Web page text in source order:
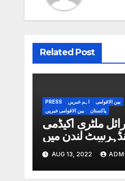
Related Post
PRESS اہم خبریں
بین الاقوامی
بین الاقوامی خبریں
پاکستان
رائل ملٹری اکیڈمی
سینڈہرسٹ لندن میں
آؤٹ پریڈ میں
پاکستانی آرمی چیف کی
مہمان خصوصی
AUG 13, 2022